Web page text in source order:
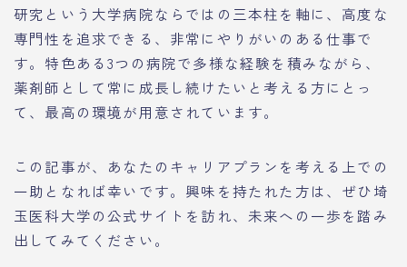
研究という大学病院ならではの三本柱を軸に、高度な
専門性を追求できる、非常にやりがいのある仕事で
す。特色ある3つの病院で多様な経験を積みながら、
薬剤師として常に成長し続けたいと考える方にとっ
て、最高の環境が用意されています。
この記事が、あなたのキャリアプランを考える上での
一助となれば幸いです。興味を持たれた方は、ぜひ埼
玉医科大学の公式サイトを訪れ、未来への一歩を踏み
出してみてください。